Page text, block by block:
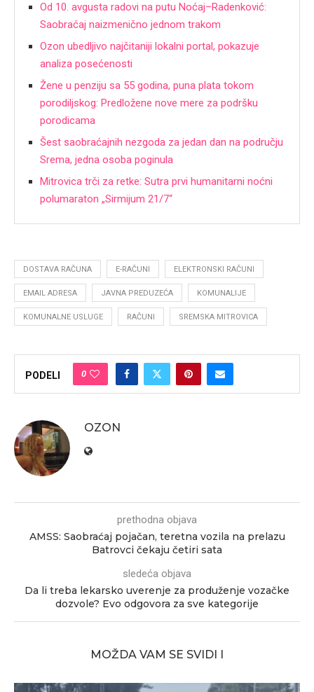
Od 10. avgusta radovi na putu Noćaj–Radenković:
Saobraćaj naizmenično jednom trakom
Ozon ubedljivo najčitaniji lokalni portal, pokazuje
analiza posećenosti
Žene u penziju sa 55 godina, puna plata tokom
porodiljskog: Predložene nove mere za podršku
porodicama
Šest saobraćajnih nezgoda za jedan dan na području
Srema, jedna osoba poginula
Mitrovica trči za retke: Sutra prvi humanitarni noćni
polumaraton „Sirmijum 21/7“
DOSTAVA RAČUNA E-RAČUNI ELEKTRONSKI RAČUNI
EMAIL ADRESA JAVNA PREDUZEĆA KOMUNALIJE
KOMUNALNE USLUGE RAČUNI SREMSKA MITROVICA
PODELI 0
OZON
prethodna objava
AMSS: Saobraćaj pojačan, teretna vozila na prelazu
Batrovci čekaju četiri sata
sledeća objava
Da li treba lekarsko uverenje za produženje vozačke
dozvole? Evo odgovora za sve kategorije
MOŽDA VAM SE SVIDI I